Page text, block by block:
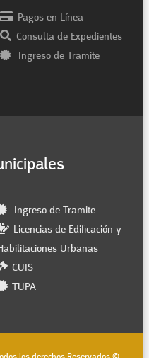
Pagos en Línea
Consulta de Expedientes
Ingreso de Tramite
Ingreso de Tramite
Licencias de Edificación y
Urbanas
CUIS
TUPA